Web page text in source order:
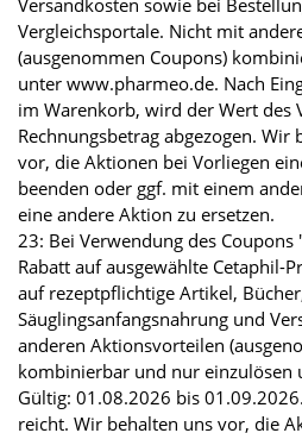
Versandkosten sowie bei
Vergleichsportale. Nicht mit
(ausgenommen Coupons)
unter www.pharmeo.de. Nach
im Warenkorb, wird der Wert des
Rechnungsbetrag abgezogen. Wir
vor, die Aktionen bei Vorliegen
beenden oder ggf. mit einem
eine andere Aktion zu ersetzen.
23: Bei Verwendung des
Rabatt auf ausgewählte Cetaphil-
auf rezeptpflichtige Artikel,
Säuglingsanfangsnahrung und
anderen Aktionsvorteilen
kombinierbar und nur einzulösen
Gültig: 01.08.2026 bis
reicht. Wir behalten uns vor, die